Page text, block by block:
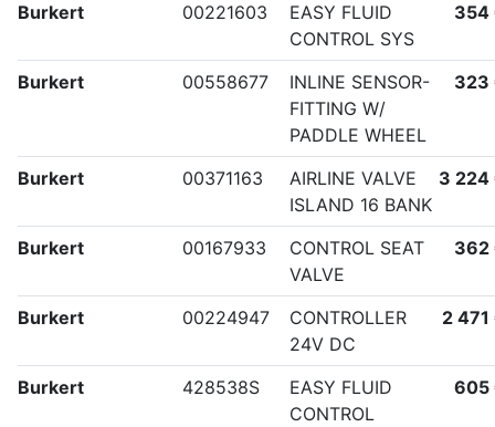
Burkert 00221603
EASY FLUID
CONTROL SYS
354
Burkert 00558677
INLINE SENSOR-
FITTING W/
PADDLE WHEEL
323
Burkert 00371163
AIRLINE VALVE
ISLAND 16 BANK
3 224
Burkert 00167933
CONTROL SEAT
VALVE
362
Burkert 00224947
CONTROLLER
24V DC
2 471
Burkert 428538S
EASY FLUID
CONTROL
605